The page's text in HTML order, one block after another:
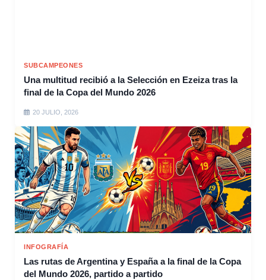
SUBCAMPEONES
Una multitud recibió a la Selección en Ezeiza tras la
final de la Copa del Mundo 2026
20 JULIO, 2026
INFOGRAFÍA
Las rutas de Argentina y España a la final de la Copa
del Mundo 2026, partido a partido